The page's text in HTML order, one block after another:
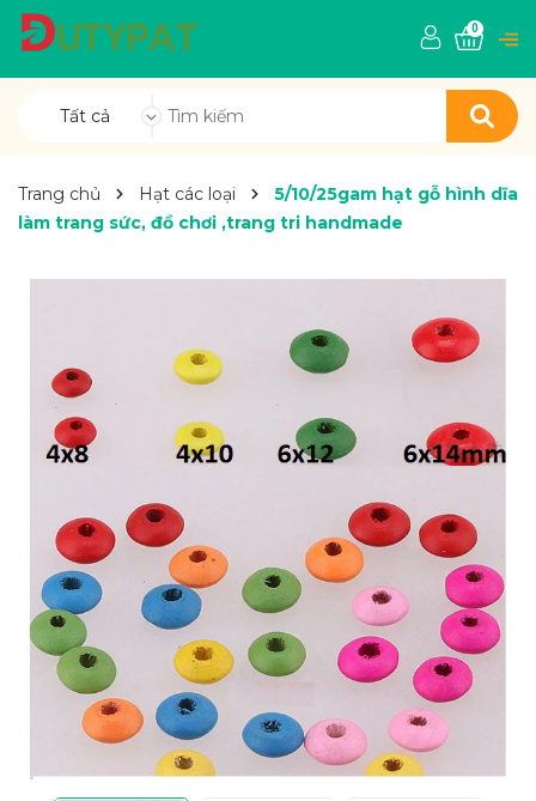
Tất cả
0
Trang chủ Hạt các loại
5/10/25gam hạt gỗ hình dĩa
làm trang sức, đồ chơi ,trang tri handmade